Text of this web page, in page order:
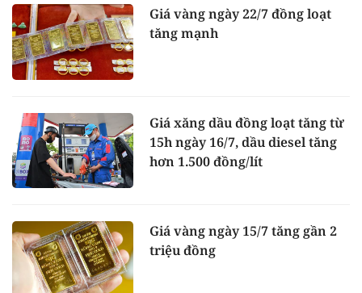
Giá vàng ngày 22/7 đồng loạt
tăng mạnh
Giá xăng dầu đồng loạt tăng từ
15h ngày 16/7, dầu diesel tăng
hơn 1.500 đồng/lít
Giá vàng ngày 15/7 tăng gần 2
triệu đồng